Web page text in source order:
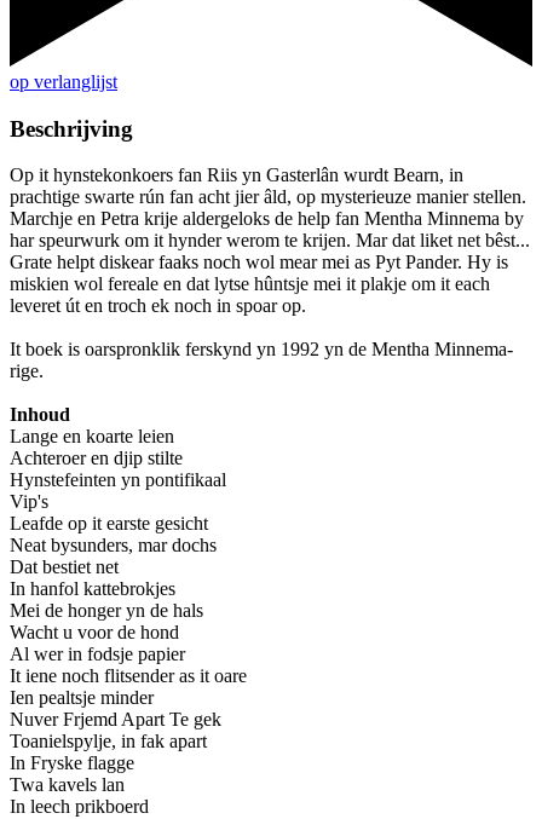
op verlanglijst
Beschrijving
Op it hynstekonkoers fan Riis yn Gasterlân wurdt Bearn, in
prachtige swarte rún fan acht jier âld, op mysterieuze manier stellen.
Marchje en Petra krije aldergeloks de help fan Mentha Minnema by
har speurwurk om it hynder werom te krijen. Mar dat liket net bêst...
Grate helpt diskear faaks noch wol mear mei as Pyt Pander. Hy is
miskien wol fereale en dat lytse hûntsje mei it plakje om it each
leveret út en troch ek noch in spoar op.
It boek is oarspronklik ferskynd yn 1992 yn de Mentha Minnema-
rige.
Inhoud
Lange en koarte leien
Achteroer en djip stilte
Hynstefeinten yn pontifikaal
Vip's
Leafde op it earste gesicht
Neat bysunders, mar dochs
Dat bestiet net
In hanfol kattebrokjes
Mei de honger yn de hals
Wacht u voor de hond
Al wer in fodsje papier
It iene noch flitsender as it oare
Ien pealtsje minder
Nuver Frjemd Apart Te gek
Toanielspylje, in fak apart
In Fryske flagge
Twa kavels lan
In leech prikboerd